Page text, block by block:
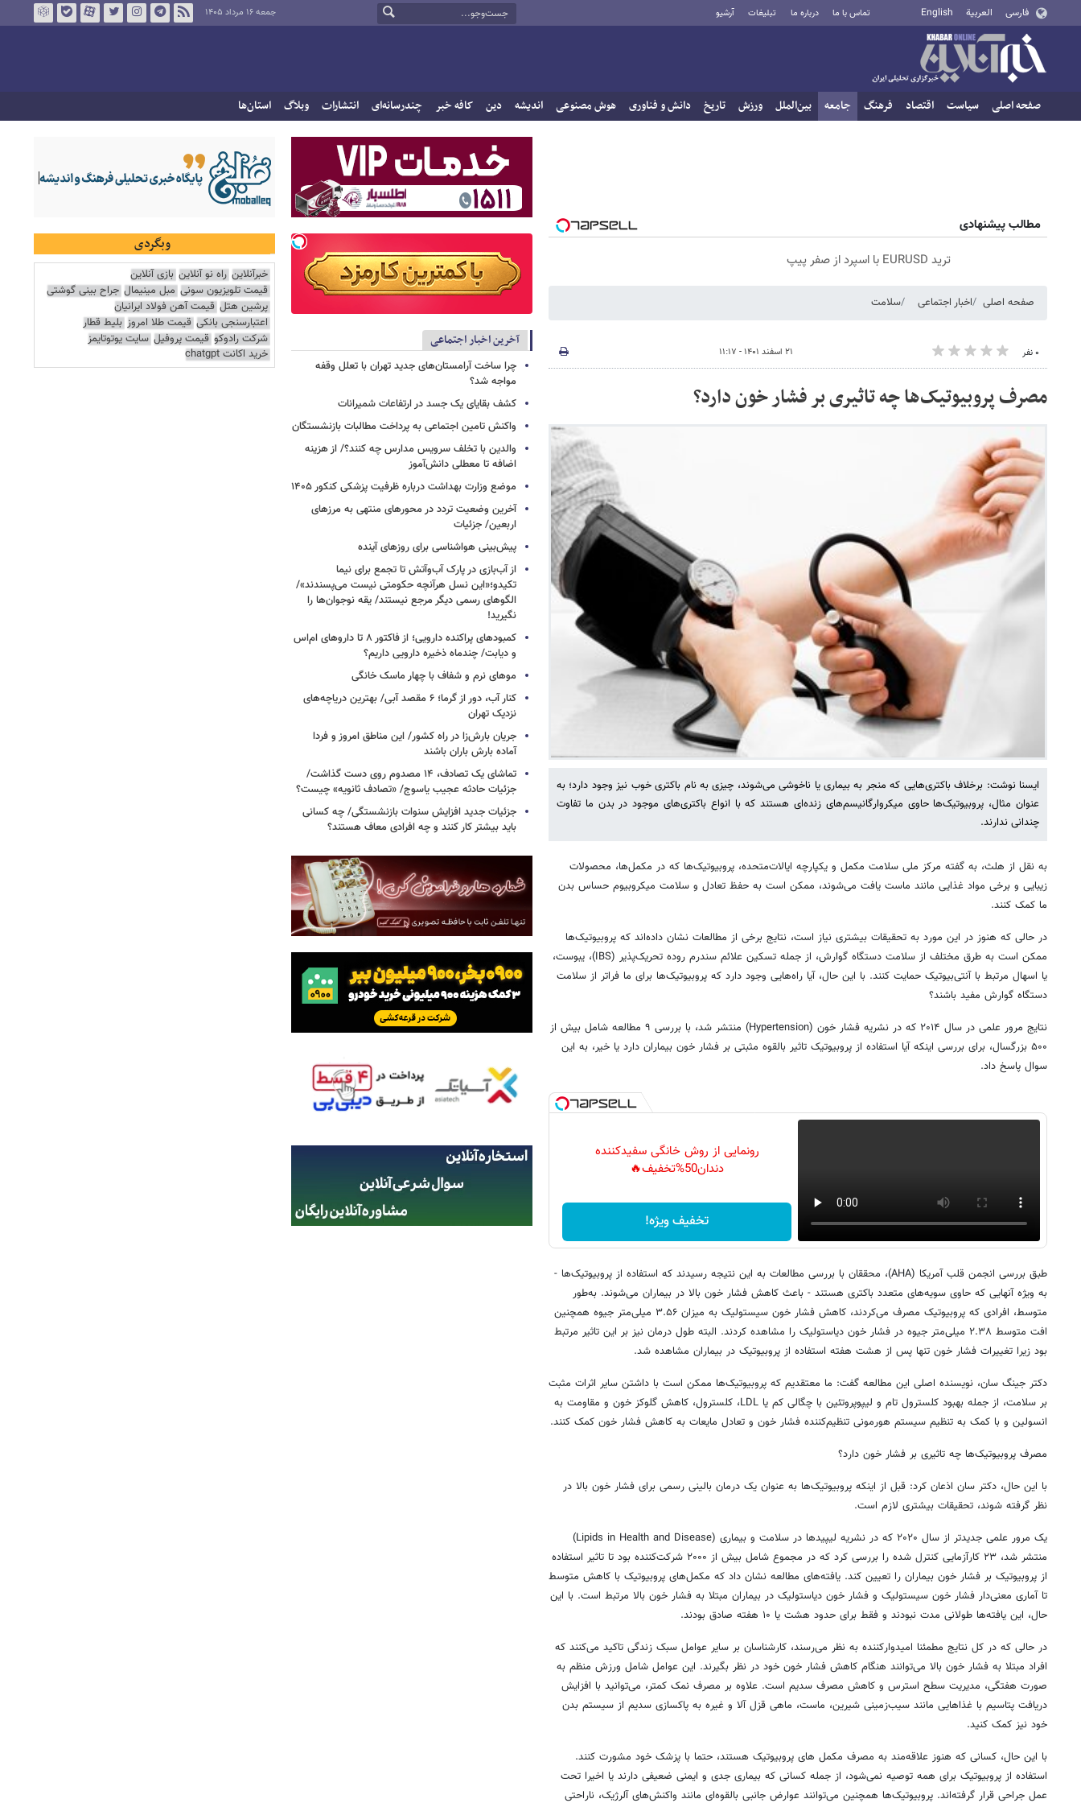
فارسی العربية English تماس با ما درباره ما تبلیغات آرشیو جمعه ۱۶ مرداد ۱۴۰۵
صفحه اصلی سیاست اقتصاد فرهنگ جامعه بین‌الملل ورزش تاریخ دانش و فناوری هوش مصنوعی اندیشه دین کافه خبر چندرسانه‌ای انتشارات وبلاگ استان‌ها
مطالب پیشنهادی
ترید EURUSD با اسپرد از صفر پیپ
صفحه اصلی اخبار اجتماعی سلامت
۰ نفر ۲۱ اسفند ۱۴۰۱ - ۱۱:۱۷
مصرف پروبیوتیک‌ها چه تاثیری بر فشار خون دارد؟
ایسنا نوشت: برخلاف باکتری‌هایی که منجر به بیماری یا ناخوشی می‌شوند، چیزی به نام باکتری خوب نیز وجود دارد؛ به
عنوان مثال، پروبیوتیک‌ها حاوی میکروارگانیسم‌های زنده‌ای هستند که با انواع باکتری‌های موجود در بدن ما تفاوت
چندانی ندارند.
به نقل از هلث، به گفته مرکز ملی سلامت مکمل و یکپارچه ایالات‌متحده، پروبیوتیک‌ها که در مکمل‌ها، محصولات
زیبایی و برخی مواد غذایی مانند ماست یافت می‌شوند، ممکن است به حفظ تعادل و سلامت میکروبیوم حساس بدن
ما کمک کنند.
در حالی که هنوز در این مورد به تحقیقات بیشتری نیاز است، نتایج برخی از مطالعات نشان داده‌اند که پروبیوتیک‌ها
ممکن است به طرق مختلف از سلامت دستگاه گوارش، از جمله تسکین علائم سندرم روده تحریک‌پذیر (IBS)، یبوست،
یا اسهال مرتبط با آنتی‌بیوتیک حمایت کنند. با این حال، آیا راه‌هایی وجود دارد که پروبیوتیک‌ها برای ما فراتر از سلامت
دستگاه گوارش مفید باشند؟
نتایج مرور علمی در سال ۲۰۱۴ که در نشریه فشار خون (Hypertension) منتشر شد، با بررسی ۹ مطالعه شامل بیش از
۵۰۰ بزرگسال، برای بررسی اینکه آیا استفاده از پروبیوتیک تاثیر بالقوه مثبتی بر فشار خون بیماران دارد یا خیر، به این
سوال پاسخ داد.
رونمایی از روش خانگی سفیدکننده
دندان50%تخفیف🔥
تخفیف ویژه!
طبق بررسی انجمن قلب آمریکا (AHA)، محققان با بررسی مطالعات به این نتیجه رسیدند که استفاده از پروبیوتیک‌ها -
به ویژه آنهایی که حاوی سویه‌های متعدد باکتری هستند - باعث کاهش فشار خون بالا در بیماران می‌شوند. به‌طور
متوسط، افرادی که پروبیوتیک مصرف می‌کردند، کاهش فشار خون سیستولیک به میزان ۳.۵۶ میلی‌متر جیوه همچنین
افت متوسط ۲.۳۸ میلی‌متر جیوه در فشار خون دیاستولیک را مشاهده کردند. البته طول درمان نیز بر این تاثیر مرتبط
بود زیرا تغییرات فشار خون تنها پس از هشت هفته استفاده از پروبیوتیک در بیماران مشاهده شد.
دکتر جینگ سان، نویسنده اصلی این مطالعه گفت: ما معتقدیم که پروبیوتیک‌ها ممکن است با داشتن سایر اثرات مثبت
بر سلامت، از جمله بهبود کلسترول تام و لیپوپروتئین با چگالی کم یا LDL، کلسترول، کاهش گلوکز خون و مقاومت به
انسولین و با کمک به تنظیم سیستم هورمونی تنظیم‌کننده فشار خون و تعادل مایعات به کاهش فشار خون کمک کنند.
مصرف پروبیوتیک‌ها چه تاثیری بر فشار خون دارد؟
با این حال، دکتر سان اذعان کرد: قبل از اینکه پروبیوتیک‌ها به عنوان یک درمان بالینی رسمی برای فشار خون بالا در
نظر گرفته شوند، تحقیقات بیشتری لازم است.
یک مرور علمی جدیدتر از سال ۲۰۲۰ که در نشریه لیپیدها در سلامت و بیماری (Lipids in Health and Disease)
منتشر شد، ۲۳ کارآزمایی کنترل شده را بررسی کرد که در مجموع شامل بیش از ۲۰۰۰ شرکت‌کننده بود تا تاثیر استفاده
از پروبیوتیک بر فشار خون بیماران را تعیین کند. یافته‌های مطالعه نشان داد که مکمل‌های پروبیوتیک با کاهش متوسط
تا آماری معنی‌دار فشار خون سیستولیک و فشار خون دیاستولیک در بیماران مبتلا به فشار خون بالا مرتبط است. با این
حال، این یافته‌ها طولانی مدت نبودند و فقط برای حدود هشت یا ۱۰ هفته صادق بودند.
در حالی که در کل نتایج مطمئنا امیدوارکننده به نظر می‌رسند، کارشناسان بر سایر عوامل سبک زندگی تاکید می‌کنند که
افراد مبتلا به فشار خون بالا می‌توانند هنگام کاهش فشار خون خود در نظر بگیرند. این عوامل شامل ورزش منظم به
صورت هفتگی، مدیریت سطح استرس و کاهش مصرف سدیم است. علاوه بر مصرف نمک کمتر، می‌توانید با افزایش
دریافت پتاسیم با غذاهایی مانند سیب‌زمینی شیرین، ماست، ماهی قزل آلا و غیره به پاکسازی سدیم از سیستم بدن
خود نیز کمک کنید.
با این حال، کسانی که هنوز علاقه‌مند به مصرف مکمل های پروبیوتیک هستند، حتما با پزشک خود مشورت کنند.
استفاده از پروبیوتیک برای همه توصیه نمی‌شود، از جمله کسانی که بیماری جدی و ایمنی ضعیفی دارند یا اخیرا تحت
عمل جراحی قرار گرفته‌اند. پروبیوتیک‌ها همچنین می‌توانند عوارض جانبی بالقوه‌ای مانند واکنش‌های آلرژیک، ناراحتی
آخرین اخبار اجتماعی
چرا ساخت آرامستان‌های جدید تهران با تعلل وقفه
مواجه شد؟
کشف بقایای یک جسد در ارتفاعات شمیرانات
واکنش تامین اجتماعی به پرداخت مطالبات بازنشستگان
والدین با تخلف سرویس مدارس چه کنند؟/ از هزینه
اضافه تا معطلی دانش‌آموز
موضع وزارت بهداشت درباره ظرفیت پزشکی کنکور ۱۴۰۵
آخرین وضعیت تردد در محورهای منتهی به مرزهای
اربعین/ جزئیات
پیش‌بینی هواشناسی برای روزهای آینده
از آب‌بازی در پارک آب‌وآتش تا تجمع برای نیما
تکیدو؛«این نسل هرآنچه حکومتی نیست می‌پسندند»/
الگوهای رسمی دیگر مرجع نیستند/ یقه نوجوان‌ها را
نگیرید!
کمبودهای پراکنده دارویی؛ از فاکتور ۸ تا داروهای ام‌اس
و دیابت/ چندماه ذخیره دارویی داریم؟
موهای نرم و شفاف با چهار ماسک خانگی
کنار آب، دور از گرما؛ ۶ مقصد آبی/ بهترین دریاچه‌های
نزدیک تهران
جریان بارش‌زا در راه کشور/ این مناطق امروز و فردا
آماده بارش باران باشند
تماشای یک تصادف، ۱۴ مصدوم روی دست گذاشت/
جزئیات حادثه عجیب یاسوج/ «تصادف ثانویه» چیست؟
جزئیات جدید افزایش سنوات بازنشستگی/ چه کسانی
باید بیشتر کار کنند و چه افرادی معاف هستند؟
وبگردی
خبرآنلاین راه نو آنلاین بازی آنلاین
قیمت تلویزیون سونی مبل مینیمال جراح بینی گوشتی
پرشین هتل قیمت آهن فولاد ایرانیان
اعتبارسنجی بانکی قیمت طلا امروز بلیط قطار
شرکت رادوکو قیمت پروفیل سایت یوتوتایمز
خرید اکانت chatgpt